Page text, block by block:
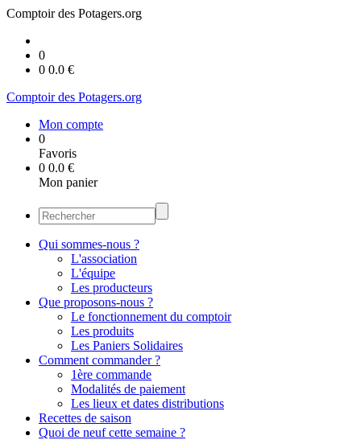
Comptoir des Potagers.org
0
0 0.0 €
Comptoir des Potagers.org
Mon compte
0
Favoris
0 0.0 €
Mon panier
Qui sommes-nous ?
L'association
L'équipe
Les producteurs
Que proposons-nous ?
Le fonctionnement du comptoir
Les produits
Les Paniers Solidaires
Comment commander ?
1ère commande
Modalités de paiement
Les lieux et dates distributions
Recettes de saison
Quoi de neuf cette semaine ?